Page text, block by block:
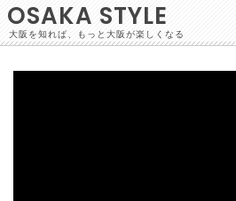
OSAKA STYLE
大阪を知れば、もっと大阪が楽しくなる